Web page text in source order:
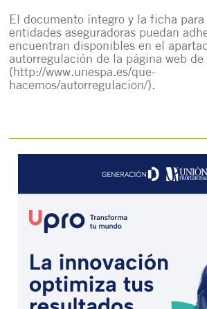
El documento íntegro y la ficha para
entidades aseguradoras puedan
encuentran disponibles en el
autorregulación de la página web de
(http://www.unespa.es/que-
hacemos/autorregulacion/).